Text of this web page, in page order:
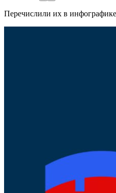
Перечислили их в